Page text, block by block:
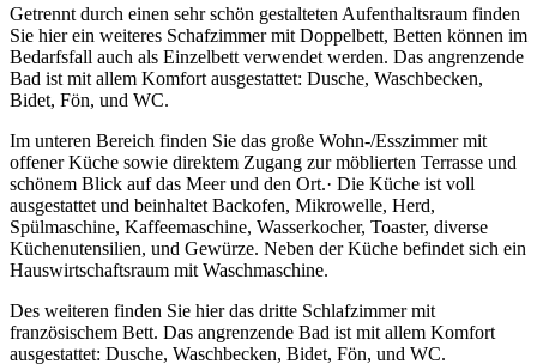
Getrennt durch einen sehr schön gestalteten Aufenthaltsraum finden
Sie hier ein weiteres Schafzimmer mit Doppelbett, Betten können im
Bedarfsfall auch als Einzelbett verwendet werden. Das angrenzende
Bad ist mit allem Komfort ausgestattet: Dusche, Waschbecken,
Bidet, Fön, und WC.
Im unteren Bereich finden Sie das große Wohn-/Esszimmer mit
offener Küche sowie direktem Zugang zur möblierten Terrasse und
schönem Blick auf das Meer und den Ort.· Die Küche ist voll
ausgestattet und beinhaltet Backofen, Mikrowelle, Herd,
Spülmaschine, Kaffeemaschine, Wasserkocher, Toaster, diverse
Küchenutensilien, und Gewürze. Neben der Küche befindet sich ein
Hauswirtschaftsraum mit Waschmaschine.
Des weiteren finden Sie hier das dritte Schlafzimmer mit
französischem Bett. Das angrenzende Bad ist mit allem Komfort
ausgestattet: Dusche, Waschbecken, Bidet, Fön, und WC.